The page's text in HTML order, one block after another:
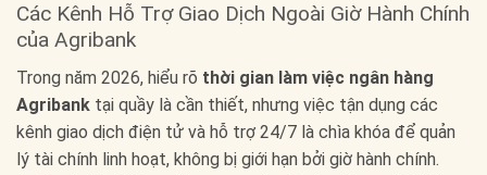
Các Kênh Hỗ Trợ Giao Dịch Ngoài Giờ Hành Chính
của Agribank
Trong năm 2026, hiểu rõ thời gian làm việc ngân hàng
Agribank tại quầy là cần thiết, nhưng việc tận dụng các
kênh giao dịch điện tử và hỗ trợ 24/7 là chìa khóa để quản
lý tài chính linh hoạt, không bị giới hạn bởi giờ hành chính.